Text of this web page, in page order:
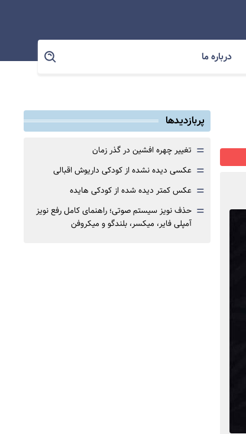
درباره ما
پربازدیدها
= تغییر چهره افشین در گذر زمان
= عکسی دیده نشده از کودکی داریوش اقبالی
= عکس کمتر دیده شده از کودکی هایده
= حذف نویز سیستم صوتی؛ راهنمای کامل رفع نویز
آمپلی فایر، میکسر، بلندگو و میکروفن